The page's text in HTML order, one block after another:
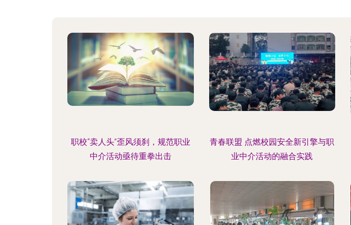
职校“卖人头”歪风须刹，规范职业
中介活动亟待重拳出击
青春联盟 点燃校园安全新引擎与职
业中介活动的融合实践